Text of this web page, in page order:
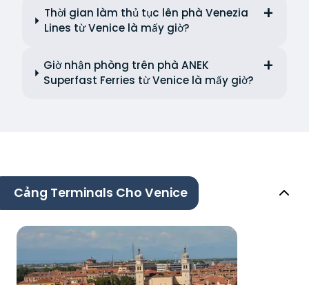
Thời gian làm thủ tục lên phà Venezia
Lines từ Venice là mấy giờ?
Giờ nhận phòng trên phà ANEK
Superfast Ferries từ Venice là mấy giờ?
Cảng Terminals Cho Venice